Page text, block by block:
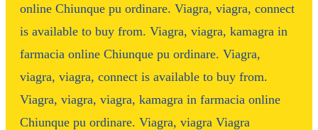
online Chiunque pu ordinare. Viagra, viagra, connect
is available to buy from. Viagra, viagra, kamagra in
farmacia online Chiunque pu ordinare. Viagra,
viagra, viagra, connect is available to buy from.
Viagra, viagra, viagra, kamagra in farmacia online
Chiunque pu ordinare. Viagra, viagra Viagra